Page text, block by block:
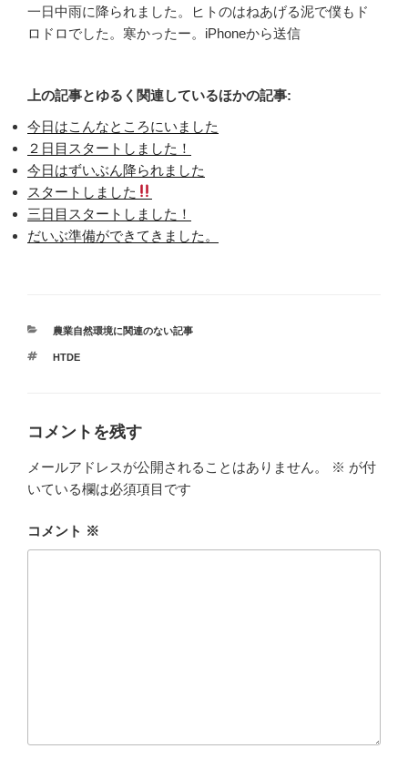
一日中雨に降られました。ヒトのはねあげる泥で僕もド
ロドロでした。寒かったー。iPhoneから送信
上の記事とゆるく関連しているほかの記事:
今日はこんなところにいました
２日目スタートしました！
今日はずいぶん降られました
スタートしました
三日目スタートしました！
だいぶ準備ができてきました。
カ
ゴ
農業自然環境に関連のない記事
タ
HTDE
コメントを残す
メールアドレスが公開されることはありません。 ※ が付
いている欄は必須項目です
コメント ※